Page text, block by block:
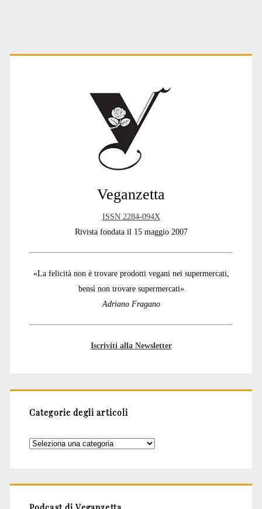
Primary
Veganzetta
ISSN 2284-094X
Rivista fondata il 15 maggio 2007
«La felicità non è trovare prodotti vegani nei supermercati,
bensì non trovare supermercati»
Adriano Fragano
Iscriviti alla Newsletter
Categorie degli articoli
Categorie